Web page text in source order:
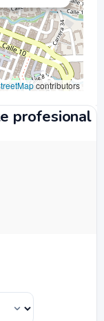
contributors
profesional